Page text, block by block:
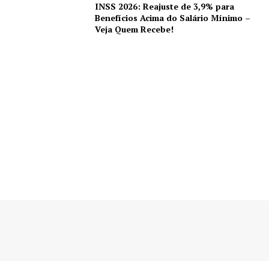
INSS 2026: Reajuste de 3,9% para
Benefícios Acima do Salário Mínimo –
Veja Quem Recebe!